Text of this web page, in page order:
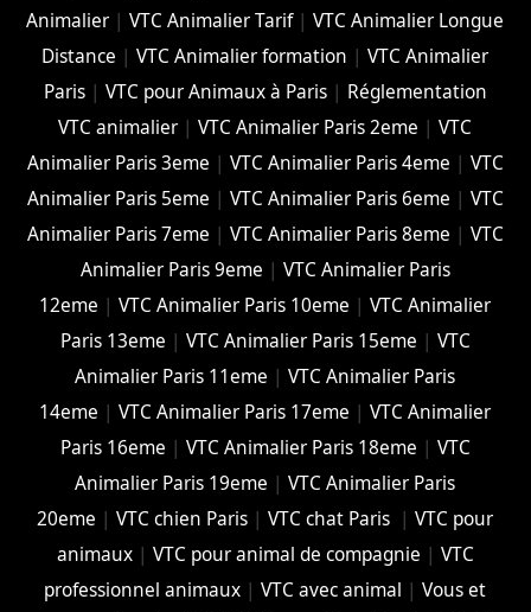
Animalier |VTC Animalier Tarif|VTC Animalier Longue
Distance |VTC Animalier formation |VTC Animalier
Paris| VTC pour Animaux à Paris| Réglementation
VTC animalier |VTC Animalier Paris 2eme |VTC
Animalier Paris 3eme | VTC Animalier Paris 4eme | VTC
Animalier Paris 5eme | VTC Animalier Paris 6eme | VTC
Animalier Paris 7eme | VTC Animalier Paris 8eme | VTC
Animalier Paris 9eme | VTC Animalier Paris
12eme |VTC Animalier Paris 10eme |VTC Animalier
Paris 13eme | VTC Animalier Paris 15eme | VTC
Animalier Paris 11eme |VTC Animalier Paris
14eme |VTC Animalier Paris 17eme |VTC Animalier
Paris 16eme | VTC Animalier Paris 18eme | VTC
Animalier Paris 19eme |VTC Animalier Paris
20eme |VTC chien Paris |VTC chat Paris |VTC pour
animaux| VTC pour animal de compagnie | VTC
professionnel animaux |VTC avec animal |Vous et